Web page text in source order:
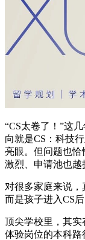
“CS太卷了！”这
向就是CS：科技
亮眼。但问题也恰
激烈、申请池也越
对很多家庭来说，
而是孩子进入CS
顶尖学校里，其
体验岗位的本科